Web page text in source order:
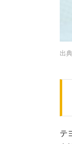
出典
テ